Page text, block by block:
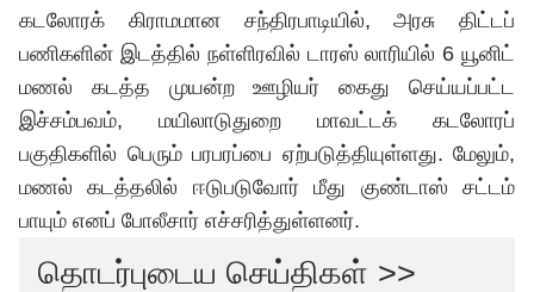
கடலோரக் கிராமமான சந்திரபாடியில், அரசு திட்டப்
பணிகளின் இடத்தில் நள்ளிரவில் டாரஸ் லாரியில் 6 யூனிட்
மணல் கடத்த முயன்ற ஊழியர் கைது செய்யப்பட்ட
இச்சம்பவம், மயிலாடுதுறை மாவட்டக் கடலோரப்
பகுதிகளில் பெரும் பரபரப்பை ஏற்படுத்தியுள்ளது. மேலும்,
மணல் கடத்தலில் ஈடுபடுவோர் மீது குண்டாஸ் சட்டம்
பாயும் எனப் போலீசார் எச்சரித்துள்ளனர்.
தொடர்புடைய செய்திகள் >>